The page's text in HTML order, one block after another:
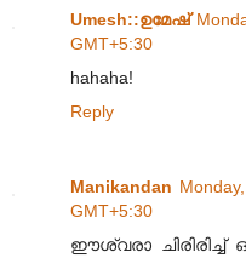
Umesh::ഉമേഷ്
GMT+5:30
hahaha!
Reply
Manikandan
GMT+5:30
ഈശ്വരാ ചിരിരിച്ച്